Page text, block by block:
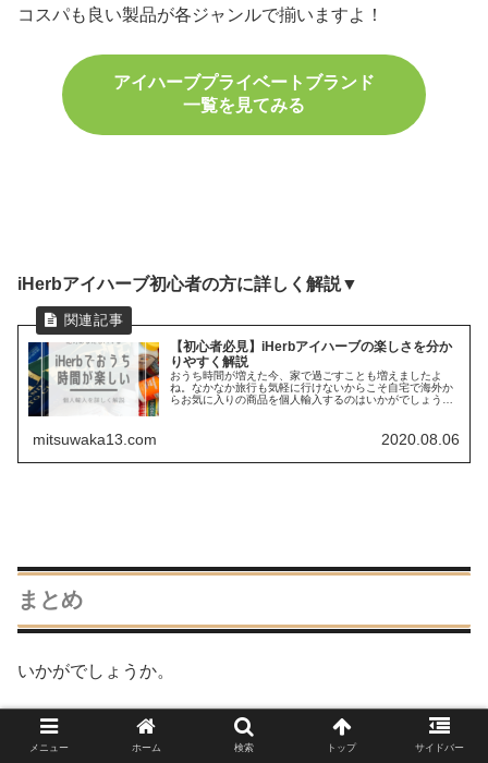
コスパも良い製品が各ジャンルで揃いますよ！
アイハーブプライベートブランド
一覧を見てみる
iHerbアイハーブ初心者の方に詳しく解説▼
【初心者必見】iHerbアイハーブの楽しさを分か
りやすく解説
おうち時間が増えた今、家で過ごすことも増えましたよ
ね。なかなか旅行も気軽に行けないからこそ自宅で海外か
らお気に入りの商品を個人輸入するのはいかがでしょう
mitsuwaka13.com 2020.08.06
まとめ
いかがでしょうか。
ゼロカロリーで存分に「美味しい」を楽しめるスプーンで
すくえるマシュマロ。
メニュー ホーム 検索 トップ サイドバー